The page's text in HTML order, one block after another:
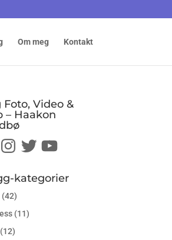
Om meg Kontakt
Foto, Video &
– Haakon
Instagram
TwitterYouTube
kategorier
(42)
(11)
(12)